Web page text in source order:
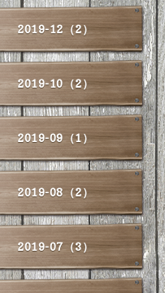
2019-12（2）
2019-10（2）
2019-09（1）
2019-08（2）
2019-07（3）